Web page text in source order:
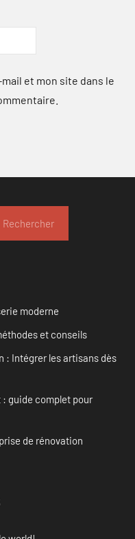
et mon site dans le
Rechercher
moderne
et conseils
: Intégrer les artisans dès
guide complet pour
de rénovation